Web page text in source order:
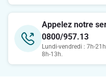
Appelez notre
0800/957.13
Lundi-vendredi : 7h-
8h-13h.